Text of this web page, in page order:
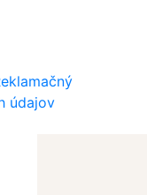
údajov